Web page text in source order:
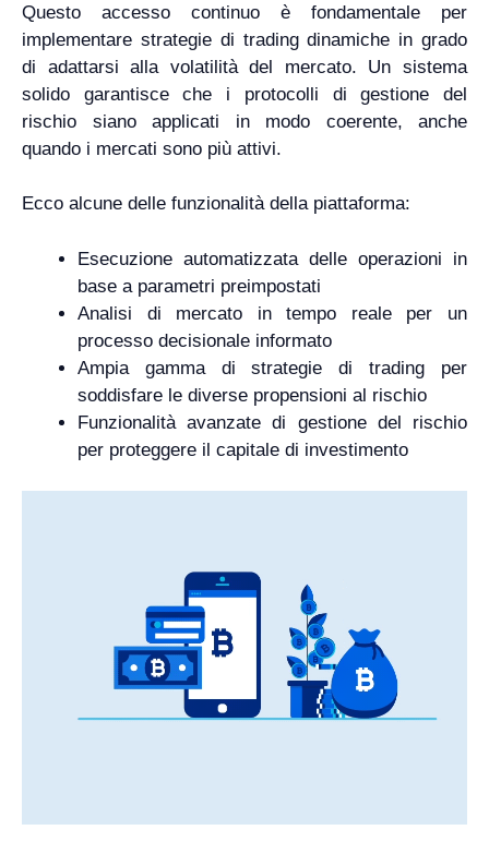
Questo accesso continuo è fondamentale per
implementare strategie di trading dinamiche in grado
di adattarsi alla volatilità del mercato. Un sistema
solido garantisce che i protocolli di gestione del
rischio siano applicati in modo coerente, anche
quando i mercati sono più attivi.
Ecco alcune delle funzionalità della piattaforma:
Esecuzione automatizzata delle operazioni in
base a parametri preimpostati
Analisi di mercato in tempo reale per un
processo decisionale informato
Ampia gamma di strategie di trading per
soddisfare le diverse propensioni al rischio
Funzionalità avanzate di gestione del rischio
per proteggere il capitale di investimento